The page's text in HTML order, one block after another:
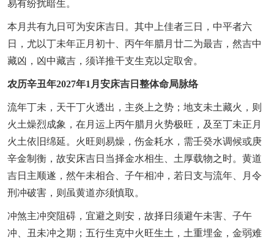
易有纷扰暗生。
本月共有九日可为安床吉日。其中上佳者三日，中平者六
日，尤以丁未年正月初十、丙午年腊月廿二为最吉，然吉中
藏凶，凶中藏吉，须详推干支生克以定取舍。
农历辛丑年2027年1月安床吉日整体命局脉络
流年丁未，天干丁火透出，主炎上之势；地支未土藏火，则
火土燥烈成象，在月运上丙午腊月火势极旺，及至丁未正月
火土依旧绵延。火旺则易燥，伤金耗水，需壬癸水调候或庚
辛金制衡，故安床吉日当择金水相生、土厚载物之时。黄道
吉日主顺遂，然午未相合、子午相冲，若日支与流年、月令
刑冲破害，则虽黄道亦须慎取。
冲煞主冲突阻碍，宜避之则安，故择日须避午未害、子午
冲、丑未冲之期；五行生克中火旺生土，土重埋金，金弱难